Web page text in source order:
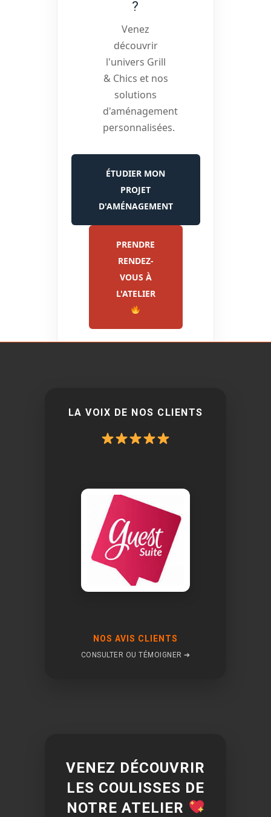
?
Venez
découvrir
l'univers Grill
& Chics et nos
solutions
d'aménagement
personnalisées.
ÉTUDIER MON
PROJET
D'AMÉNAGEMENT
PRENDRE
RENDEZ-
VOUS À
L'ATELIER
LA VOIX DE NOS CLIENTS
NOS AVIS CLIENTS
CONSULTER OU TÉMOIGNER ➔
VENEZ DÉCOUVRIR
LES COULISSES DE
NOTRE ATELIER